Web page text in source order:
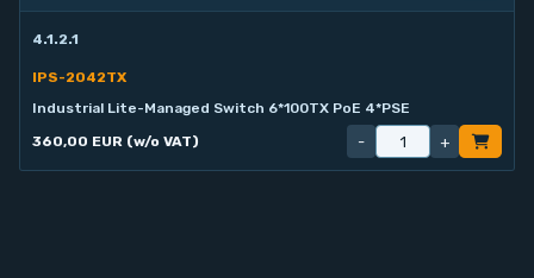
4.1.2.1
IPS-2042TX
Industrial Lite-Managed Switch 6*100TX PoE 4*PSE
360,00 EUR (w/o VAT)
- +